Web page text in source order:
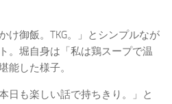
け御飯。TKG。」とシンプルなが
。堀自身は「私は鶏スープで温
能した様子。
日も楽しい話で持ちきり。」と